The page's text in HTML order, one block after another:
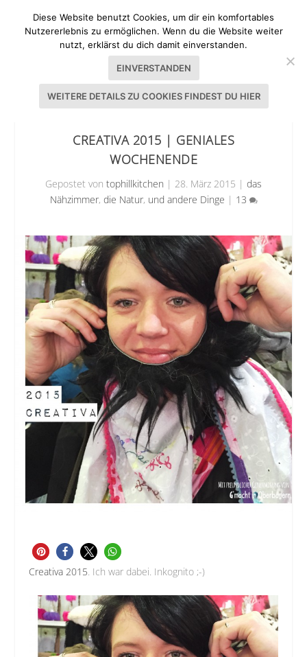
CREATIVA 2015 | GENIALES
WOCHENENDE
Gepostet von tophillkitchen | 28. März 2015 | das
Nähzimmer, die Natur, und andere Dinge | 13
Creativa 2015. Ich war dabei. Inkognito ;-)
Diese Website benutzt Cookies, um dir ein komfortables
Nutzererlebnis zu ermöglichen. Wenn du die Website weiter
nutzt, erklärst du dich damit einverstanden.
EINVERSTANDEN
WEITERE DETAILS ZU COOKIES FINDEST DU HIER